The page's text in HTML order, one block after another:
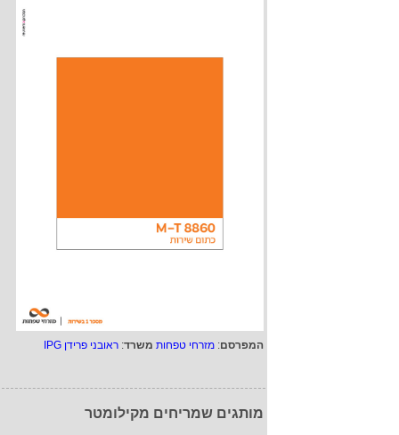
המפרסם: מזרחי טפחות משרד: ראובני פרידן IPG
מותגים שמריחים מקילומטר